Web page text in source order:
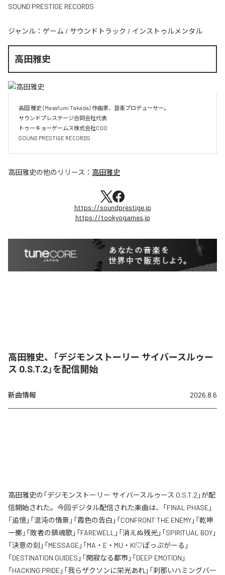
SOUND PRESTIGE RECORDS
ジャンル： ゲーム / サウンドトラック / インストゥルメンタル
高田雅史
高田 雅史（Masafumi Takada）作曲家、音楽プロデューサー。
サウンドプレステージ合同会社代表
トゥーキョーゲームス株式会社COO
SOUND PRESTIGE RECORDS
高田雅史の他のリリース： 高田雅史
https://soundprestige.jp
https://tookyogames.jp
高田雅史、「デジモンストーリー サイバースルゥー
ス O.S.T.2」を配信開始
新曲情報 2026.8.6
高田雅史の「デジモンストーリー サイバースルゥース O.S.T.2」が配
信開始された。今回デジタル配信された楽曲は、「FINAL PHASE」
「追憶」「混沌の情景」「霞色の告白」「CONFRONT THE ENEMY」「乾坤
一擲」「敗者の鎮魂歌」「FAREWELL」「消えぬ残光」「SPIRITUAL BOY」
「決意の刻」「MESSAGE」「MA・E・MU・KI♡ぽっぷがーる」
「DESTINATION GUIDES」「閑寂なる都市」「DEEP EMOTION」
「HACKING PRIDE」「我らザクソンに栄光あれ」「刹那いハミングバー